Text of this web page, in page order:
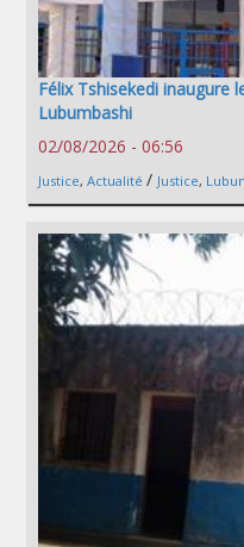
Félix Tshisekedi inaugure
Lubumbashi
02/08/2026 - 06:56
Justice, Actualité / Justice,